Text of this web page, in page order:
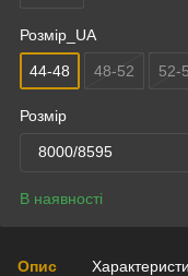
Розмір_UA
44-48 48-52 52-
Розмір
8000/8595
В наявності
Опис